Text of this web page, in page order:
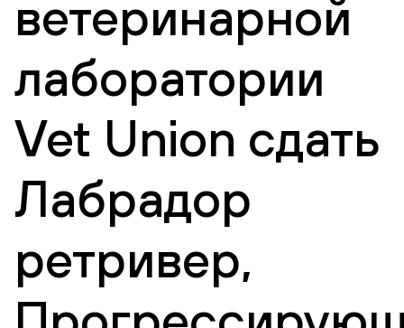
ветеринарной
лаборатории
Vet Union сдать
Лабрадор
ретривер,